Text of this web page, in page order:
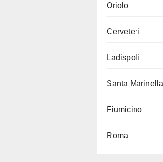
Oriolo
Cerveteri
Ladispoli
Santa Marinella
Fiumicino
Roma